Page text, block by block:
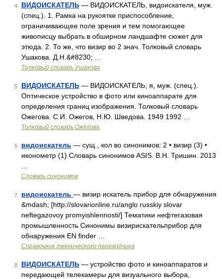
4 ВИДОИСКАТЕЛЬ — ВИДОИСКАТЕЛЬ, видоискателя, муж.
(спец.). 1. Рамка на рукоятке приспособление,
ограничивающее поле зрения и тем помогающее
живописцу выбрать в обширном ландшафте сюжет для
этюда. 2. То же, что визир во 2 знач. Толковый словарь
Ушакова. Д.Н.&#8230; …
Толковый словарь Ушакова
5 ВИДОИСКАТЕЛЬ — ВИДОИСКАТЕЛЬ, я, муж. (спец.).
Оптическое устройство в фото или киноаппарате для
определения границ изображения. Толковый словарь
Ожегова. С.И. Ожегов, Н.Ю. Шведова. 1949 1992 …
Толковый словарь Ожегова
6 видоискатель — сущ., кол во синонимов: 2 • визир (3) •
иконометр (1) Словарь синонимов ASIS. В.Н. Тришин. 2013
Словарь синонимов
7 видоискатель — визир искатель прибор для обнаружения
&mdash; [http://slovarionline.ru/anglo russkiy slovar
neftegazovoy promyishlennosti/] Тематики нефтегазовая
промышленность Синонимы визирискательприбор для
обнаружения EN finder …
Справочник технического переводчика
8 ВИДОИСКАТЕЛЬ — устройство фото и киноаппаратов и
передающей телекамеры для визуального выбора,